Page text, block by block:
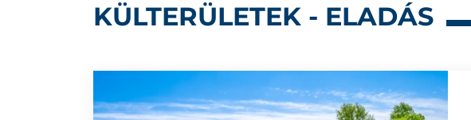
KÜLTERÜLETEK - ELADÁS